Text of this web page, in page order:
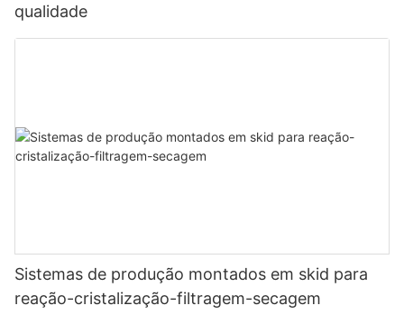
qualidade
Sistemas de produção montados em skid para
reação-cristalização-filtragem-secagem